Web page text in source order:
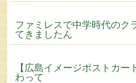
ファミレスで中学時代のク
てきましたん
【広島イメージポストカ
わって